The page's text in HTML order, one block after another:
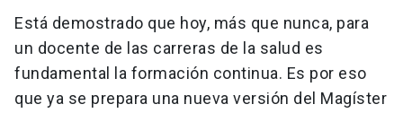
Está demostrado que hoy, más que nunca, para
un docente de las carreras de la salud es
fundamental la formación continua. Es por eso
que ya se prepara una nueva versión del Magíster